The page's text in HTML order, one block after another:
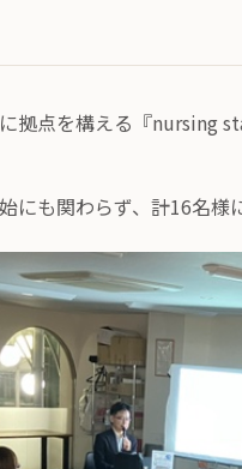
拠点を構える『nursing
にも関わらず、計16名様